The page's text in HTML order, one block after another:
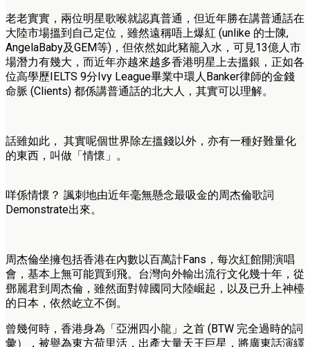
老老實實，兩位明星歌喉就認真普通，但近年勝在講普通話在
大陸市場搵到自己定位，雖然遠稱唔上爆紅 (unlike 的士陳,
AngelaBaby及GEM等)，但依然如此豬籠入水，可見13億人市
場潛力有幾大，而近年亦越來越多香港明星上去搵銀，正如各
位高學歷IELTS 9分Ivy League畢業中環人Banker律師的金錢
命脈 (Clients) 都係講普通話的北大人，其實可以理解。
話雖如此， 其實呢個世界除左搵錢以外，亦有一種好難量化
的東西，叫做「情懷」。
咩係情懷？ 諷刺地由近年毫無懸念最吸金的周杰倫歌詞
Demonstrate出來。
周杰倫坐擁包括香港在內數以百萬計Fans，每次紅館開演唱
會，基本上無可能買到飛。台灣向外輸出流行文化幾十年，從
鄧麗君到周杰倫，雖然面對韓國同大陸崛起，以及已升上神檯
的日本，依然屹立不倒。
曾幾何時，香港身為「亞洲四小龍」之首 (BTW 完全過時的詞
彙），被譽為東方荷里活，出產大量天王巨星，將廣東話演繹